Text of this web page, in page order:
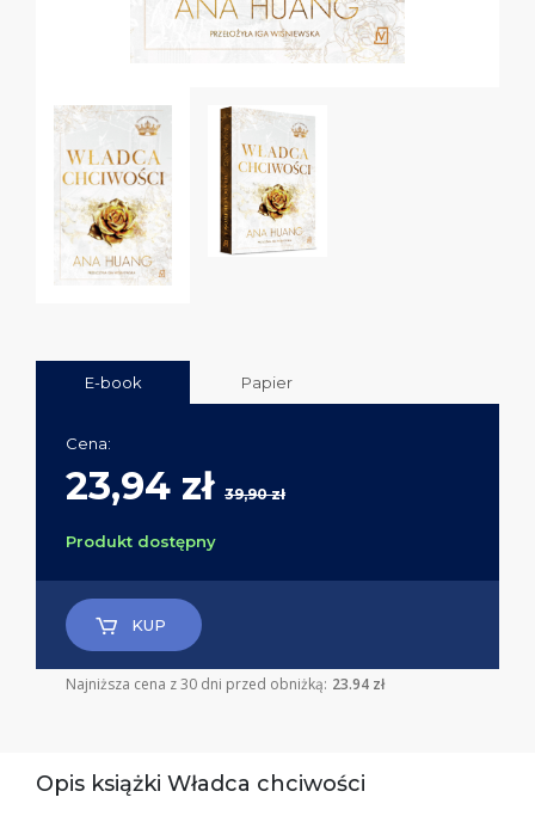
E-book Papier
Cena:
23,94 zł 39,90 zł
Produkt dostępny
KUP
Najniższa cena z 30 dni przed obniżką: 23.94 zł
Opis książki Władca chciwości